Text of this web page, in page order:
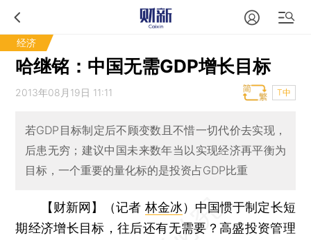
经济
哈继铭：中国无需GDP增长目标
2013年08月19日 11:11 T中
若GDP目标制定后不顾变数且不惜一切代价去实现，
后患无穷；建议中国未来数年当以实现经济再平衡为
目标，一个重要的量化标的是投资占GDP比重
【财新网】（记者 林金冰） 中国惯于制定长短
期经济增长目标，往后还有无需要？高盛投资管理